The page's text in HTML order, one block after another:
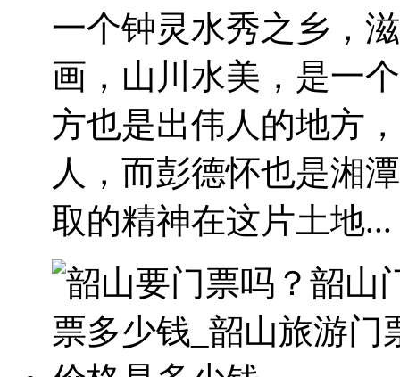
一个钟灵水秀之乡，
画，山川水美，是一
方也是出伟人的地方
人，而彭德怀也是湘
取的精神在这片土地...